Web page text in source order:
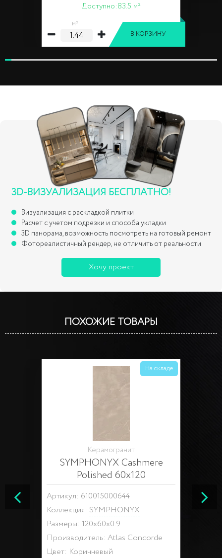
Доступно:83.5 м²
м²
В КОРЗИНУ
3D-ВИЗУАЛИЗАЦИЯ БЕСПЛАТНО!
Визуализация с раскладкой плитки
Расчет с учетом подрезки и способа укладки
3D панорама, возможность посмотреть на готовый ремонт
Фотореалистичный рендер, не отличить от реальности
Хочу проект
ПОХОЖИЕ ТОВАРЫ
На складе
Керамогранит
SYMPHONYX Cashmere
Polished 60x120
Артикул: 610015000644
Коллекция: SYMPHONYX
Размеры: 120x60x0.9
Производитель: Atlas Concorde
Цвет: Коричневый